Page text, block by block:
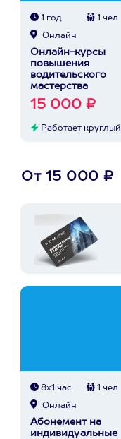
1 год 1 чел
Онлайн
Онлайн-курсы
повышения
водительского
мастерства
15 000 ₽
Работает
От 15 000 ₽
8х1 час 1 чел
Онлайн
Абонемент на
индивидуальные